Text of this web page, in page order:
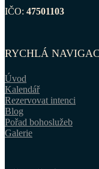
IČO: 47501103
RYCHLÁ
Úvod
Kalendář
Rezervovat intenci
Blog
Pořad bohoslužeb
Galerie